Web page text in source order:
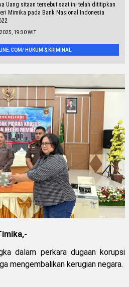
Uang sitaan tersebut saat ini telah dititipkan
Mimika pada Bank Nasional Indonesia
19:30 WIT
HUKUM & KRIMINAL
dalam perkara dugaan korupsi
mengembalikan kerugian negara.